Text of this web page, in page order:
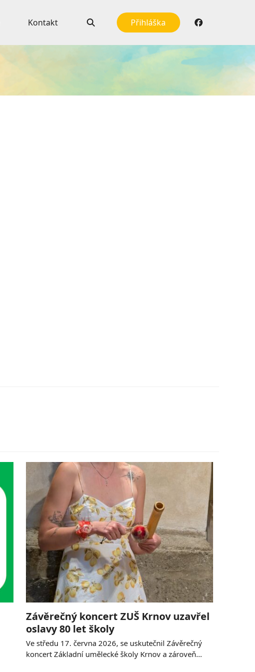
Kontakt Přihláška
Závěrečný koncert ZUŠ Krnov uzavřel
oslavy 80 let školy
Ve středu 17. června 2026, se uskutečnil Závěrečný
koncert Základní umělecké školy Krnov a zároveň…